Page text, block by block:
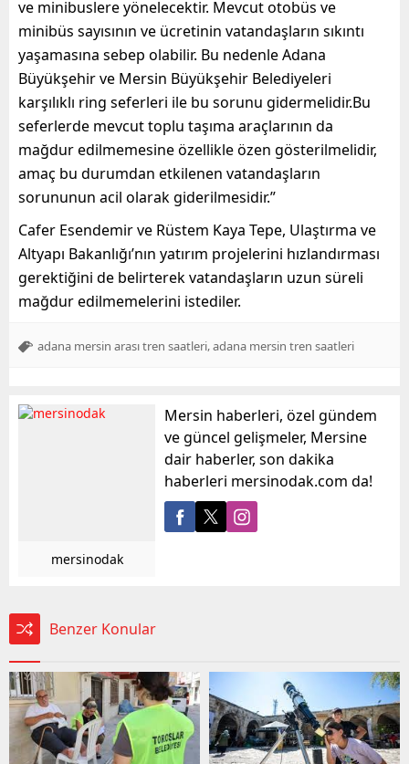
ve minibuslere yönelecektir. Mevcut otobüs ve
minibüs sayısının ve ücretinin vatandaşların sıkıntı
yaşamasına sebep olabilir. Bu nedenle Adana
Büyükşehir ve Mersin Büyükşehir Belediyeleri
karşılıklı ring seferleri ile bu sorunu gidermelidir.Bu
seferlerde mevcut toplu taşıma araçlarının da
mağdur edilmemesine özellikle özen gösterilmelidir,
amaç bu durumdan etkilenen vatandaşların
sorununun acil olarak giderilmesidir.”
Cafer Esendemir ve Rüstem Kaya Tepe, Ulaştırma ve
Altyapı Bakanlığı’nın yatırım projelerini hızlandırması
gerektiğini de belirterek vatandaşların uzun süreli
mağdur edilmemelerini istediler.
adana mersin arası tren saatleri adana mersin tren saatleri
mersinodak
Mersin haberleri, özel gündem
ve güncel gelişmeler, Mersine
dair haberler, son dakika
haberleri mersinodak.com da!
Benzer Konular